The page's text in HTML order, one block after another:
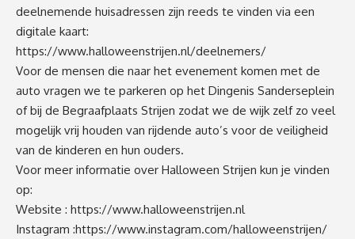
deelnemende huisadressen zijn reeds te vinden via een
digitale kaart:
https://www.halloweenstrijen.nl/deelnemers/
Voor de mensen die naar het evenement komen met de
auto vragen we te parkeren op het Dingenis Sanderseplein
of bij de Begraafplaats Strijen zodat we de wijk zelf zo veel
mogelijk vrij houden van rijdende auto’s voor de veiligheid
van de kinderen en hun ouders.
Voor meer informatie over Halloween Strijen kun je vinden
op:
Website : https://www.halloweenstrijen.nl
Instagram :https://www.instagram.com/halloweenstrijen/